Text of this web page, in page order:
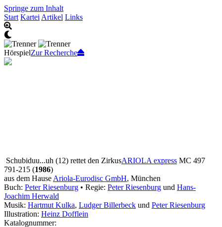
Springe zum Inhalt
Start Kartei Artikel Links
HörspielZur Recherche
Schubiduu...uh (12) rettet den ZirkusARIOLA express MC 497
791-215 (1986)
aus dem Hause Ariola-Eurodisc GmbH, München
Buch: Peter Riesenburg • Regie: Peter Riesenburg und Hans-
Joachim Herwald
Musik: Hartmut Kulka, Ludger Billerbeck und Peter Riesenburg
Illustration: Heinz Dofflein
Katalognummer: